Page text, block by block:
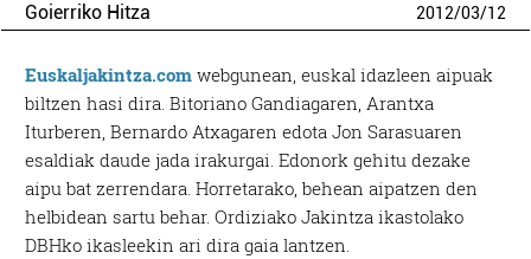
Goierriko Hitza 2012/03/12
Euskaljakintza.com webgunean, euskal idazleen aipuak
biltzen hasi dira. Bitoriano Gandiagaren, Arantxa
Iturberen, Bernardo Atxagaren edota Jon Sarasuaren
esaldiak daude jada irakurgai. Edonork gehitu dezake
aipu bat zerrendara. Horretarako, behean aipatzen den
helbidean sartu behar. Ordiziako Jakintza ikastolako
DBHko ikasleekin ari dira gaia lantzen.